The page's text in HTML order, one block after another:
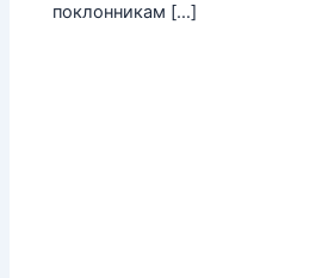
поклонникам […]